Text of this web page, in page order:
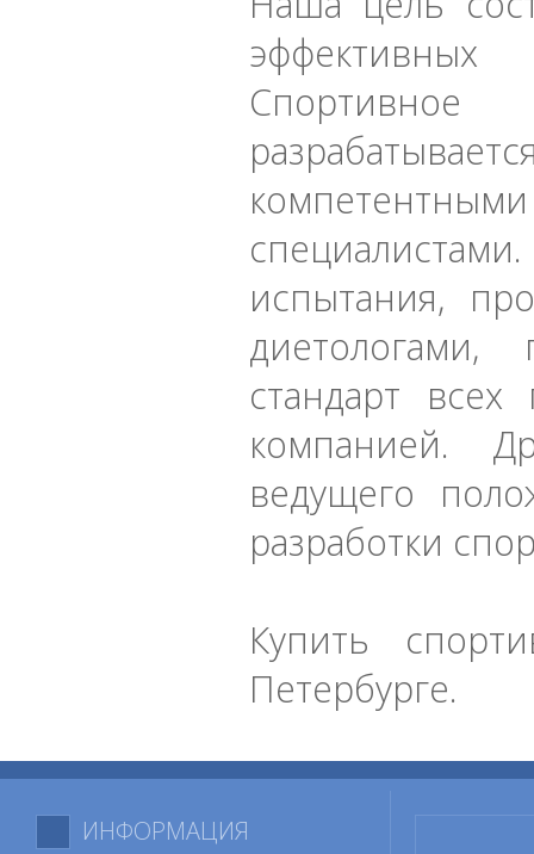
Спортивное
испытания,
диетологами,
стандарт
компанией.
ведущего
разработки
Купить
Петербурге.
ИНФОРМАЦИЯ